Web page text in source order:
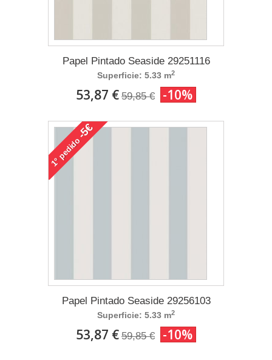
Papel Pintado Seaside 29251116
Superficie: 5.33 m2
53,87 € 59,85 € -10%
1°
pedido
-5€
Papel Pintado Seaside 29256103
Superficie: 5.33 m2
53,87 € 59,85 € -10%